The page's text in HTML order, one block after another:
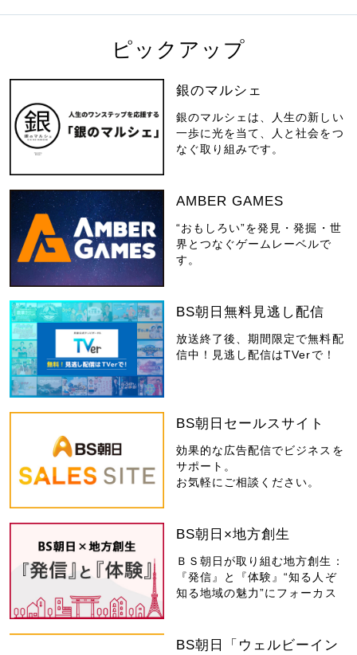
ピックアップ
銀のマルシェ
銀のマルシェは、人生の新しい
一歩に光を当て、人と社会をつ
なぐ取り組みです。
AMBER GAMES
“おもしろい”を発見・発掘・世
界とつなぐゲームレーベルで
す。
BS朝日無料見逃し配信
放送終了後、期間限定で無料配
信中！見逃し配信はTVerで！
BS朝日セールスサイト
効果的な広告配信でビジネスを
サポート。
お気軽にご相談ください。
BS朝日×地方創生
ＢＳ朝日が取り組む地方創生：
『発信』と『体験』“知る人ぞ
知る地域の魅力”にフォーカス
BS朝日「ウェルビーイン